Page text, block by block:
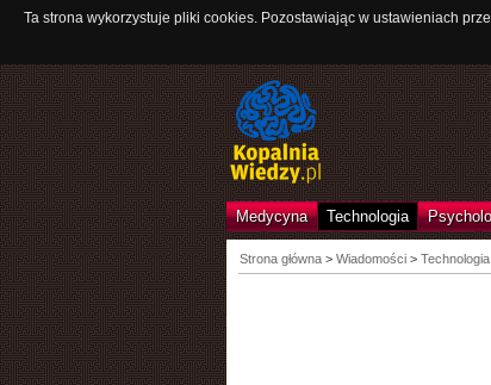
Ta strona wykorzystuje pliki cookies. Pozostawiając w ustawieniach
Medycyna Technologia
Strona główna> Wiadomości > Technologia